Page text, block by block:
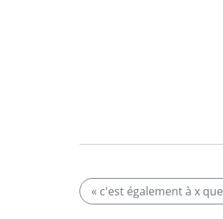
« c'est également à x que